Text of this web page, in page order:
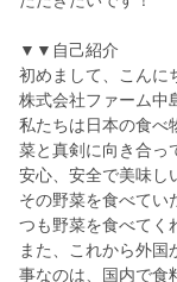
▼▼自己紹介
初めまして、こんに
株式会社ファーム中
私たちは日本の食べ
菜と真剣に向き合っ
安心、安全で美味し
その野菜を食べてい
つも野菜を食べてく
また、これから外
事なのは、国内で食